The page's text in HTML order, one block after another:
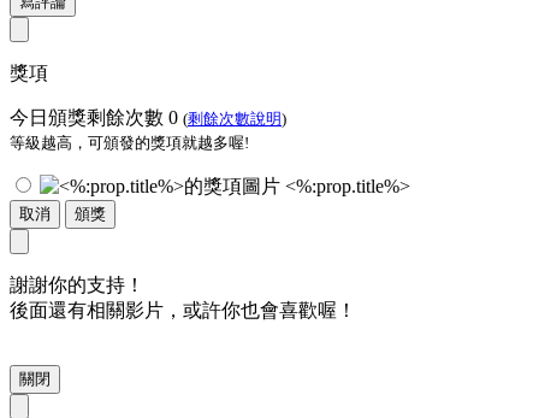
獎項
今日頒獎剩餘次數 0 (剩餘次數說明)
等級越高，可頒發的獎項就越多喔!
<%:prop.title%>
取消 頒獎
謝謝你的支持！
後面還有相關影片，或許你也會喜歡喔！
關閉